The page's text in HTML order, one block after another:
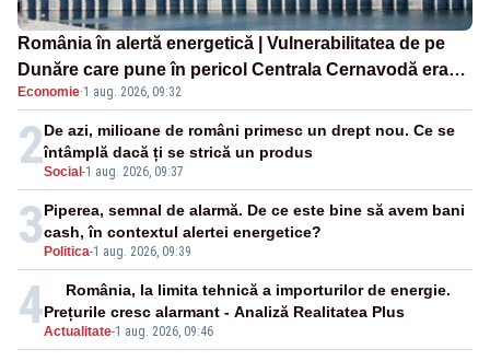
România în alertă energetică | Vulnerabilitatea de pe
Dunăre care pune în pericol Centrala Cernavodă era
cunoscută de pe vremea lui Ceaușescu
Economie·1 aug. 2026, 09:32
2Social -1 aug. 2026, 09:37
De azi, milioane de români primesc un drept nou. Ce se
întâmplă dacă ți se strică un produs
3 Politica-1 aug. 2026, 09:39
Piperea, semnal de alarmă. De ce este bine să avem bani
cash, în contextul alertei energetice?
4Actualitate-1 aug. 2026, 09:46
România, la limita tehnică a importurilor de energie.
Prețurile cresc alarmant - Analiză Realitatea Plus